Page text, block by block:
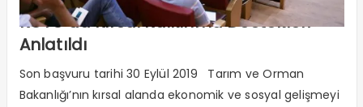
KOTO’da Kırsal Kalkınma Destekleri
Anlatıldı
Son başvuru tarihi 30 Eylül 2019 Tarım ve Orman
Bakanlığı’nın kırsal alanda ekonomik ve sosyal gelişmeyi